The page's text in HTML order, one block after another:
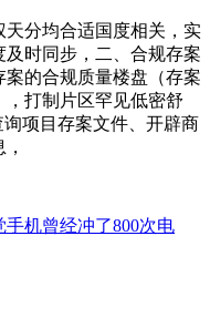
分均合适国度相关，实
时同步，二、合规存案
的合规质量楼盘（存案
，打制片区罕见低密舒
项目存案文件、开辟商
机曾经冲了800次电